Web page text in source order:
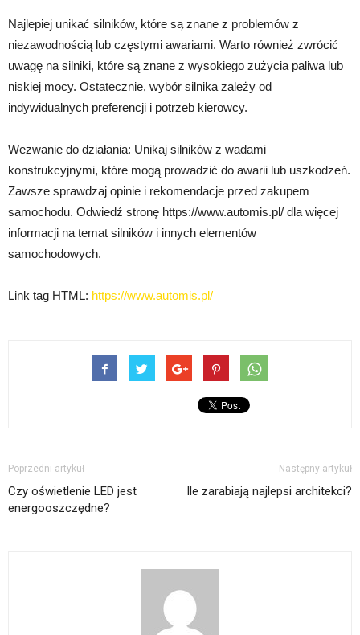
Najlepiej unikać silników, które są znane z problemów z
niezawodnością lub częstymi awariami. Warto również zwrócić
uwagę na silniki, które są znane z wysokiego zużycia paliwa lub
niskiej mocy. Ostatecznie, wybór silnika zależy od
indywidualnych preferencji i potrzeb kierowcy.
Wezwanie do działania: Unikaj silników z wadami
konstrukcyjnymi, które mogą prowadzić do awarii lub uszkodzeń.
Zawsze sprawdzaj opinie i rekomendacje przed zakupem
samochodu. Odwiedź stronę https://www.automis.pl/ dla więcej
informacji na temat silników i innych elementów
samochodowych.
Link tag HTML: https://www.automis.pl/
Poprzedni artykuł
Czy oświetlenie LED jest
energooszczędne?
Następny artykuł
Ile zarabiają najlepsi architekci?